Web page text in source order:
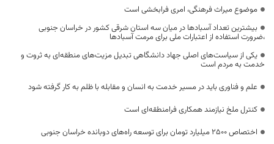
موضوع میراث فرهنگی، امری فرابخشی است
بیشترین تعداد آسبادها در میان سه استان شرقی کشور در خراسان جنوبی
،ضرورت استفاده از اعتبارات ملی برای مرمت آسبادها
یکی از سیاست‌های اصلی جهاد دانشگاهی تبدیل مزیت‌های منطقه‌ای به ثروت و
خدمت به مردم است
علم و فناوری باید در مسیر خدمت به انسان و مقابله با ظلم به کار گرفته شود
کنترل ملخ نیازمند همکاری فرامنطقه‌ای است
اختصاص 2500 میلیارد تومان برای توسعه راه‌های دوبانده خراسان جنوبی